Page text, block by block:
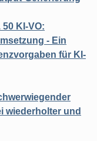
KI-VO:
- Ein
für KI-
wiederholter und